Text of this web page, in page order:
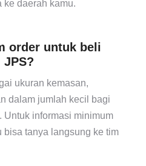
ke daerah kamu.
order untuk beli
JPS?
ukuran kemasan,
dalam jumlah kecil bagi
Untuk informasi minimum
bisa tanya langsung ke tim